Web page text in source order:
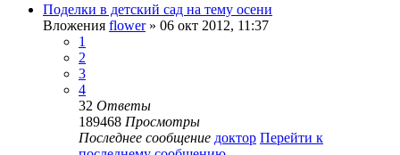
Поделки в детский сад на тему осени
Вложения flower» 06 окт 2012, 11:37
1
2
3
4
32 Ответы
189468 Просмотры
Последнее сообщение доктор Перейти к